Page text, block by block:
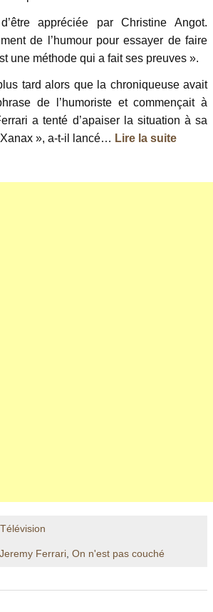
appréciée par Christine Angot.
de l’humour pour essayer de faire
une méthode qui a fait ses preuves ».
tard alors que la chroniqueuse avait
de l’humoriste et commençait à
a tenté d’apaiser la situation à sa
», a-t-il lancé… Lire la suite
Télévision
Jeremy Ferrari, On n'est pas couché